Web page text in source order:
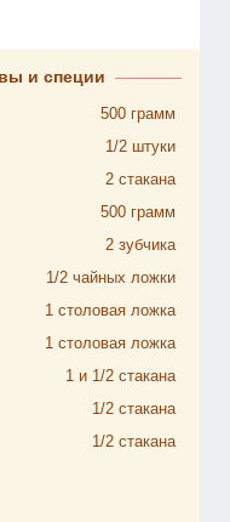
и специи
500 грамм
1/2 штуки
2 стакана
500 грамм
2 зубчика
1/2 чайных ложки
1 столовая ложка
1 столовая ложка
1 и 1/2 стакана
1/2 стакана
1/2 стакана